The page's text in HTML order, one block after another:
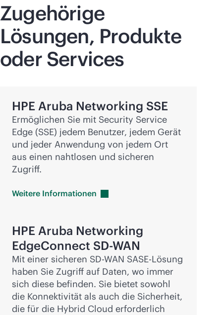
Zugehörige
Lösungen, Produkte
oder Services
HPE Aruba Networking SSE
Ermöglichen Sie mit Security Service
Edge (SSE) jedem Benutzer, jedem Gerät
und jeder Anwendung von jedem Ort
aus einen nahtlosen und sicheren
Zugriff.
Weitere Informationen
HPE Aruba Networking
EdgeConnect SD-WAN
Mit einer sicheren SD-WAN SASE-Lösung
haben Sie Zugriff auf Daten, wo immer
sich diese befinden. Sie bietet sowohl
die Konnektivität als auch die Sicherheit,
die für die Hybrid Cloud erforderlich